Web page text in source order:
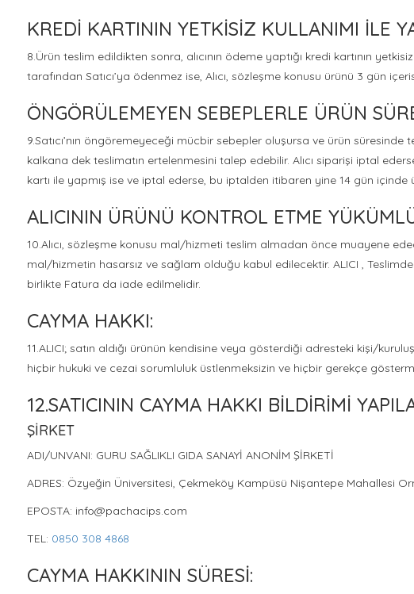
KREDİ KARTININ YETKİSİZ KULLANIMI İLE
8.Ürün teslim edildikten sonra, alıcının ödeme yaptığı kredi kartının
tarafından Satıcı’ya ödenmez ise, Alıcı, sözleşme konusu ürünü 3 gün
ÖNGÖRÜLEMEYEN SEBEPLERLE ÜRÜN
9.Satıcı’nın öngöremeyeceği mücbir sebepler oluşursa ve ürün
kalkana dek teslimatın ertelenmesini talep edebilir. Alıcı siparişi iptal
kartı ile yapmış ise ve iptal ederse, bu iptalden itibaren yine 14 gün içinde
ALICININ ÜRÜNÜ KONTROL ETME
10.Alıcı, sözleşme konusu mal/hizmeti teslim almadan önce muayene
mal/hizmetin hasarsız ve sağlam olduğu kabul edilecektir. ALICI ,
birlikte Fatura da iade edilmelidir.
CAYMA HAKKI:
11.ALICI; satın aldığı ürünün kendisine veya gösterdiği adresteki kişi/
hiçbir hukuki ve cezai sorumluluk üstlenmeksizin ve hiçbir gerekçe
12.SATICININ CAYMA HAKKI BİLDİRİMİ
ŞİRKET
ADI/UNVANI: GURU SAĞLIKLI GIDA SANAYİ ANONİM ŞİRKETİ
ADRES: Özyeğin Üniversitesi, Çekmeköy Kampüsü Nişantepe Mahallesi
EPOSTA: info@pachacips.com
TEL: 0850 308 4868
CAYMA HAKKININ SÜRESİ: